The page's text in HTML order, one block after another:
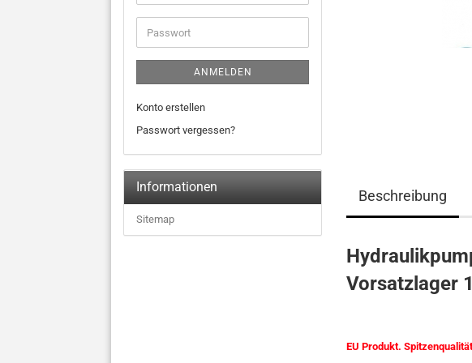
Beschreibung
Vorsatzlager
EU Produkt.
ANMELDEN
Konto erstellen
Passwort vergessen?
Informationen
Sitemap